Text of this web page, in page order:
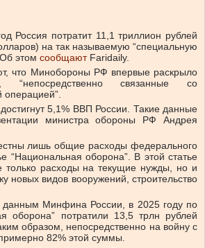
Россия потратит 11,1 триллион рублей
на так называемую “специальную
Об этом сообщают Faridaily.
что Минобороны РФ впервые раскрыло
“непосредственно связанные со
операцией”.
5,1% ВВП России. Такие данные
министра обороны РФ Андрея
лишь общие расходы федерального
“Национальная оборона”. В этой статье
только расходы на текущие нужды, но и
новых видов вооружений, строительство
данным Минфина России, в 2025 году по
оборона” потратили 13,5 трлн рублей
образом, непосредственно на войну с
82% этой суммы.